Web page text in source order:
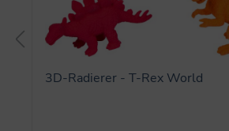
3D-Radierer - T-Rex World